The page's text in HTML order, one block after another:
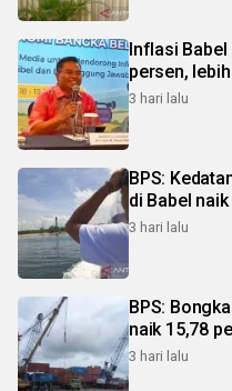
Inflasi Babel
persen,
3 hari lalu
BPS:
di Babel
3 hari lalu
BPS:
naik 15,78
3 hari lalu